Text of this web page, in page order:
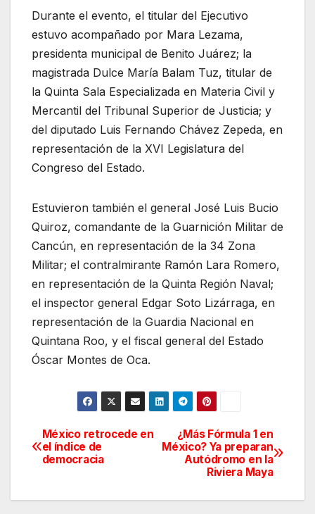
Durante el evento, el titular del Ejecutivo
estuvo acompañado por Mara Lezama,
presidenta municipal de Benito Juárez; la
magistrada Dulce María Balam Tuz, titular de
la Quinta Sala Especializada en Materia Civil y
Mercantil del Tribunal Superior de Justicia; y
del diputado Luis Fernando Chávez Zepeda, en
representación de la XVI Legislatura del
Congreso del Estado.
Estuvieron también el general José Luis Bucio
Quiroz, comandante de la Guarnición Militar de
Cancún, en representación de la 34 Zona
Militar; el contralmirante Ramón Lara Romero,
en representación de la Quinta Región Naval;
el inspector general Edgar Soto Lizárraga, en
representación de la Guardia Nacional en
Quintana Roo, y el fiscal general del Estado
Óscar Montes de Oca.
Navegación
de
entradas
¿Más Fórmula 1 en
México? Ya preparan
Autódromo en la
Riviera Maya
México retrocede en
el índice de
democracia